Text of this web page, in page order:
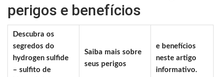
perigos e benefícios
Descubra os
segredos do
hydrogen sulfide
– sulfito de
Saiba mais sobre
seus perigos
e benefícios
neste artigo
informativo.